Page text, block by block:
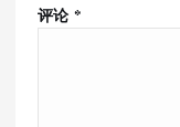
评论 *